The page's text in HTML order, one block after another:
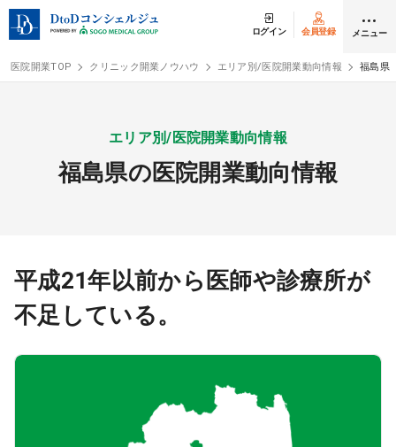
ログイン 会員登録 メニュー
クリニック開業
開業までの流れ
開業スタイル
医院開業TOP クリニック開業ノウハウ エリア別/医院開業動向情報 福島県
エリア別/医院開業動向情報
福島県の医院開業動向情報
平成21年以前から医師や診療所が
不足している。